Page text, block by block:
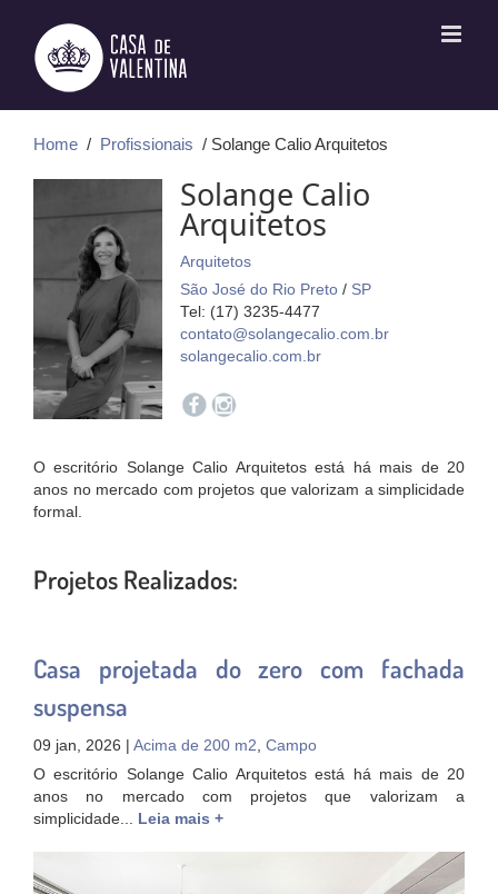
conteúdo
Home / Profissionais / Solange Calio Arquitetos
Solange Calio
Arquitetos
Arquitetos
São José do Rio Preto / SP
Tel: (17) 3235-4477
contato@solangecalio.com.br
solangecalio.com.br
O escritório Solange Calio Arquitetos está há mais de 20
anos no mercado com projetos que valorizam a simplicidade
formal.
Projetos Realizados:
Casa projetada do zero com fachada
suspensa
09 jan, 2026 | Acima de 200 m2, Campo
O escritório Solange Calio Arquitetos está há mais de 20
anos no mercado com projetos que valorizam a
simplicidade... Leia mais +